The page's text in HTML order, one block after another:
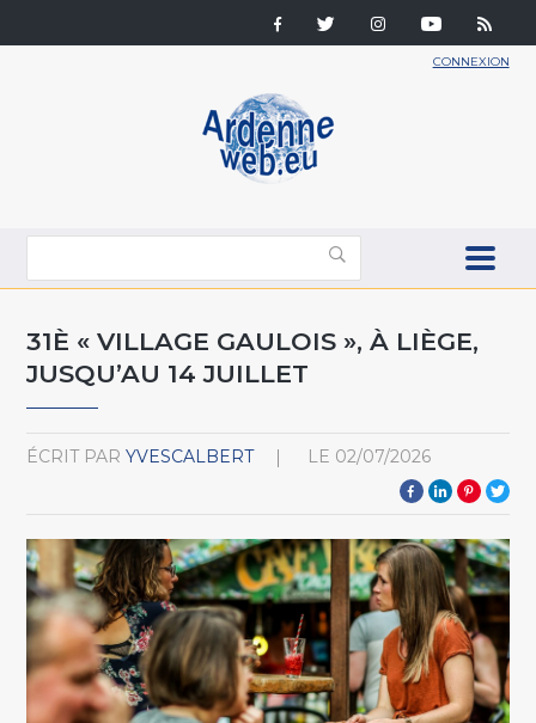
CONNEXION
31È « VILLAGE GAULOIS », À LIÈGE,
JUSQU’AU 14 JUILLET
ÉCRIT PAR YVESCALBERT LE 02/07/2026